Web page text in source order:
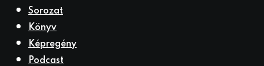
Sorozat
Könyv
Képregény
Podcast